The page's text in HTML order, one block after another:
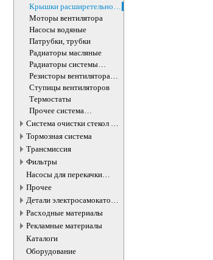
Крышки расширетельного
бачка
Моторы вентилятора
Насосы водяные
Патрубки, трубки
Радиаторы масляные
Радиаторы системы
охлаждения
Резисторы вентилятора
охлаждения
Ступицы вентиляторов
Термостаты
Прочее система
охлаждения
Система очистки стекол и
фар
Тормозная система
Трансмиссия
Фильтры
Насосы для перекачки
жидкостей
Прочее
Детали электросамокатов и
электротранспорта
Расходные материалы
Рекламные материалы
Каталоги
Оборудование